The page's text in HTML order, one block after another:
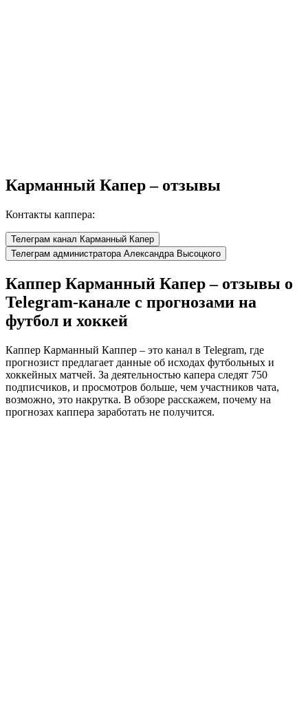
Карманный Капер – отзывы
Контакты каппера:
Телеграм канал Карманный Капер
Телеграм администратора Александра Высоцкого
Каппер Карманный Капер – отзывы о
Telegram-канале с прогнозами на
футбол и хоккей
Каппер Карманный Каппер – это канал в Telegram, где
прогнозист предлагает данные об исходах футбольных и
хоккейных матчей. За деятельностью капера следят 750
подписчиков, и просмотров больше, чем участников чата,
возможно, это накрутка. В обзоре расскажем, почему на
прогнозах каппера заработать не получится.